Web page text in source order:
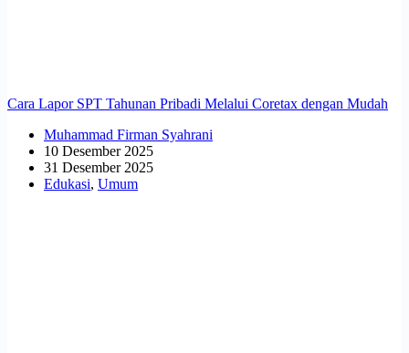
Cara Lapor SPT Tahunan Pribadi Melalui Coretax dengan Mudah
Muhammad Firman Syahrani
10 Desember 2025
31 Desember 2025
Edukasi, Umum